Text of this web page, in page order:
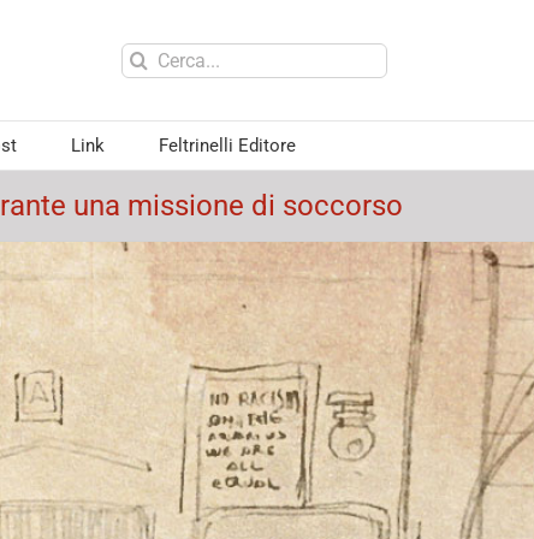
Cerca
per:
Link Feltrinelli Editore
una missione di soccorso